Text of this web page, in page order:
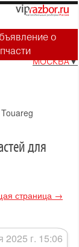
о
МОСКВА▼
Touareg
для
страница →
г. 15:06